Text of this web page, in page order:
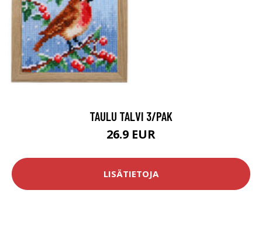
TAULU TALVI 3/PAK
26.9 EUR
LISÄTIETOJA